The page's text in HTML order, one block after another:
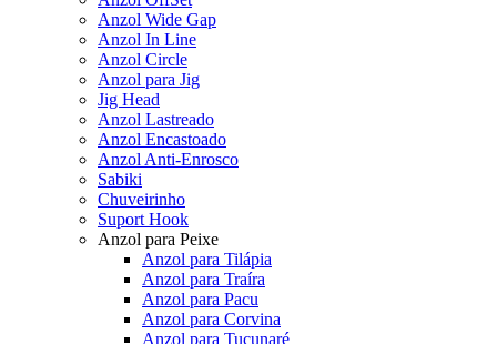
Anzol Wide Gap
Anzol In Line
Anzol Circle
Anzol para Jig
Jig Head
Anzol Lastreado
Anzol Encastoado
Anzol Anti-Enrosco
Sabiki
Chuveirinho
Suport Hook
Anzol para Peixe
Anzol para Tilápia
Anzol para Traíra
Anzol para Pacu
Anzol para Corvina
Anzol para Tucunaré